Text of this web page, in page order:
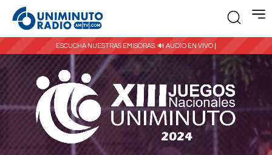
ESCUCHA NUESTRAS EMISORAS: 🔊 AUDIO EN VIVO |